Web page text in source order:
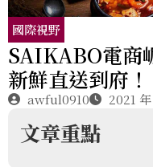
國際視野
SAIKABO電商
新鮮直送到府！
awful0910 2021
文章重點